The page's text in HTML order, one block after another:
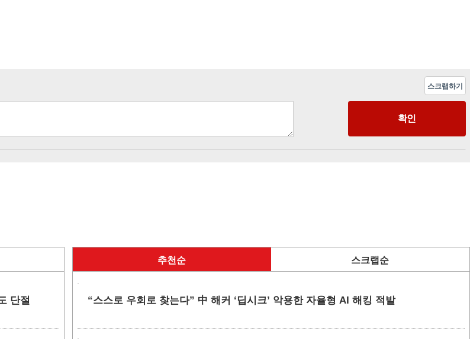
스크랩하기
단절
추천순 스크랩순
“스스로 우회로 찾는다” 中 해커 ‘딥시크’ 악용한 자율형 AI 해킹 적발